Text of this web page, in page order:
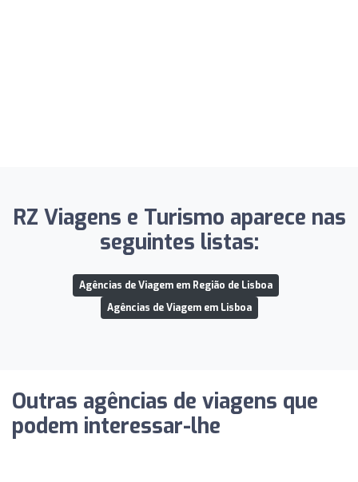
RZ Viagens e Turismo aparece nas
seguintes listas:
Agências de Viagem em Região de Lisboa
Agências de Viagem em Lisboa
Outras agências de viagens que
podem interessar-lhe